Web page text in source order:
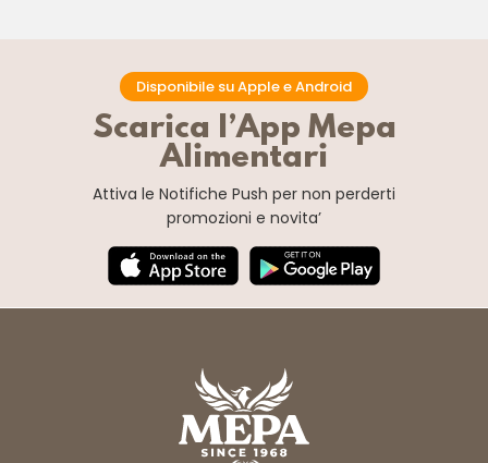
Disponibile su Apple e Android
Scarica l’App Mepa
Alimentari
Attiva le Notifiche Push per non perderti
promozioni e novita’